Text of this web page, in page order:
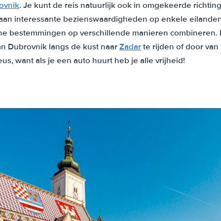
. Je kunt de reis natuurlijk ook in omgekeerde
interessante bezienswaardigheden op enkele
bestemmingen op verschillende manieren
Dubrovnik langs de kust naarZadarte rijden of door
want als je een auto huurt heb je alle vrijheid!